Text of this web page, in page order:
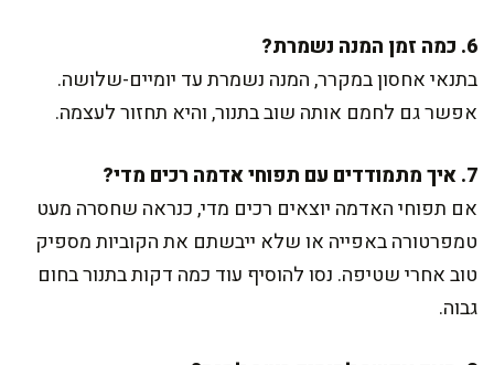
6. כמה זמן המנה נשמרת?
בתנאי אחסון במקרר, המנה נשמרת עד יומיים-שלושה.
אפשר גם לחמם אותה שוב בתנור, והיא תחזור לעצמה.
7. איך מתמודדים עם תפוחי אדמה רכים מדי?
אם תפוחי האדמה יוצאים רכים מדי, כנראה שחסרה מעט
טמפרטורה באפייה או שלא ייבשתם את הקוביות מספיק
טוב אחרי שטיפה. נסו להוסיף עוד כמה דקות בתנור בחום
גבוה.